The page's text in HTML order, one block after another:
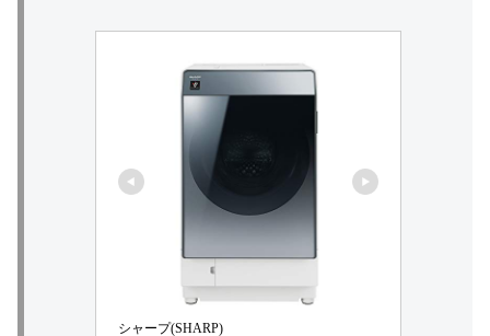
シャープ(SHARP)